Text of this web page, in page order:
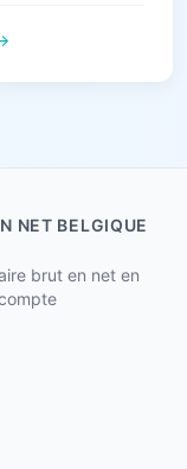
NET BELGIQUE
brut en net en